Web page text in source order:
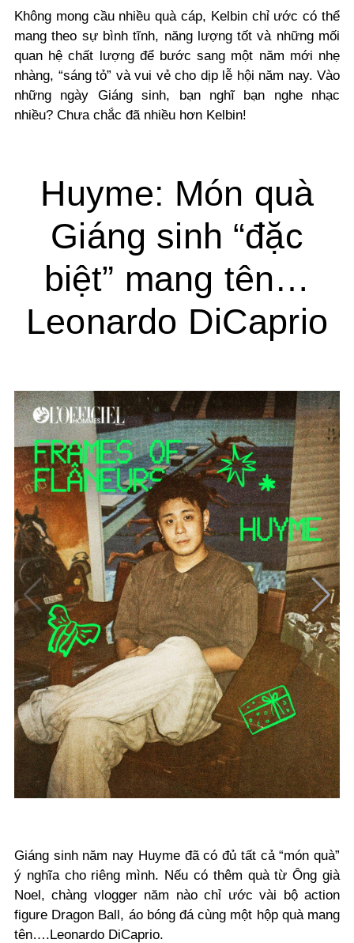
Không mong cầu nhiều quà cáp, Kelbin chỉ ước có thể
mang theo sự bình tĩnh, năng lượng tốt và những mối
quan hệ chất lượng để bước sang một năm mới nhẹ
nhàng, “sáng tỏ” và vui vẻ cho dịp lễ hội năm nay. Vào
những ngày Giáng sinh, bạn nghĩ bạn nghe nhạc
nhiều? Chưa chắc đã nhiều hơn Kelbin!
Huyme: Món quà
Giáng sinh “đặc
biệt” mang tên…
Leonardo DiCaprio
Giáng sinh năm nay Huyme đã có đủ tất cả “món quà”
ý nghĩa cho riêng mình. Nếu có thêm quà từ Ông già
Noel, chàng vlogger năm nào chỉ ước vài bộ action
figure Dragon Ball, áo bóng đá cùng một hộp quà mang
tên….Leonardo DiCaprio.